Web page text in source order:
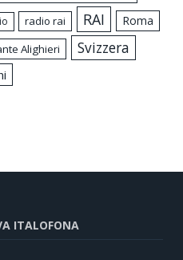
radio rai RAI
Roma
Alighieri Svizzera
ITALOFONA